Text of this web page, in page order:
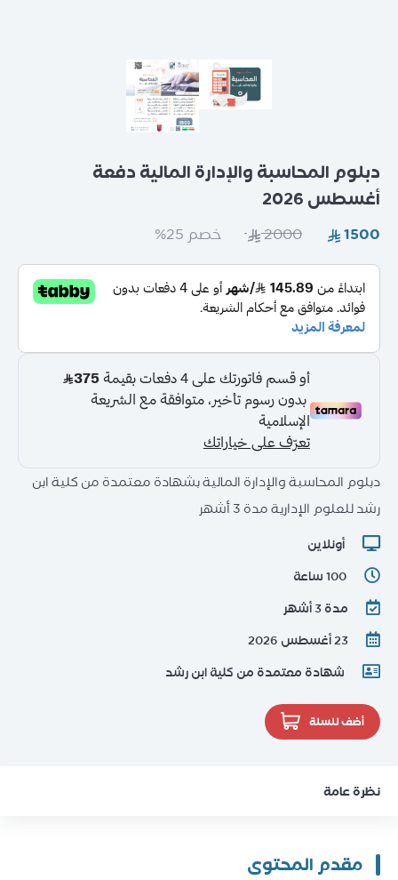
دبلوم المحاسبة والإدارة المالية دفعة
أغسطس 2026
خصم 25%
دبلوم المحاسبة والإدارة المالية بشهادة معتمدة من كلية ابن
رشد للعلوم الإدارية مدة 3 أشهر
أونلاين
100 ساعة
مدة 3 أشهر
23 أغسطس 2026
شهادة معتمدة من كلية ابن رشد
أضف للسلة
نظرة عامة
مقدم المحتوى